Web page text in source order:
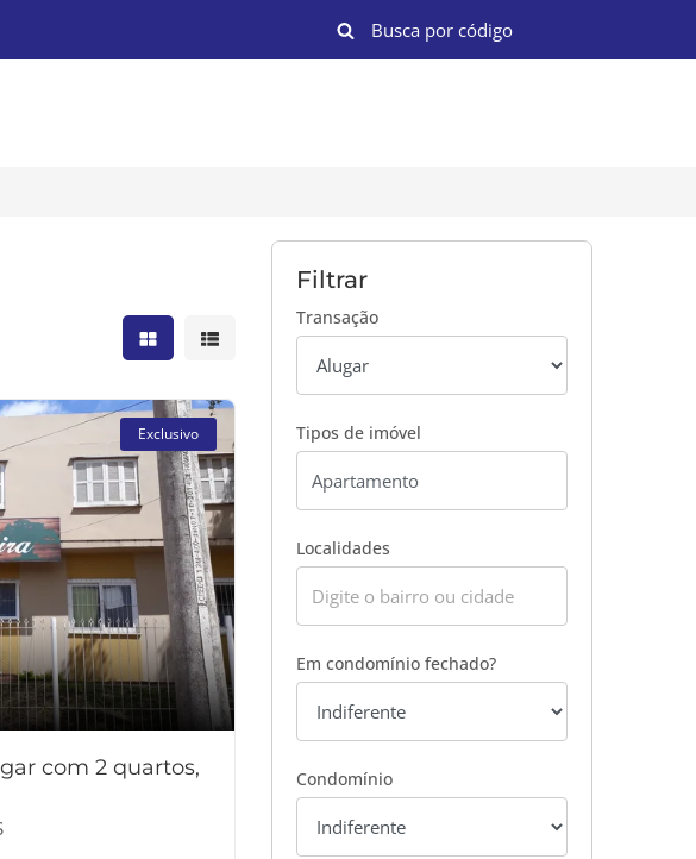
Mostrar resultados em grade
Mostrar resultados em lista
Exclusivo
com 2 quartos,
Filtrar
Transação
Tipos de imóvel
Localidades
Em condomínio fechado?
Condomínio